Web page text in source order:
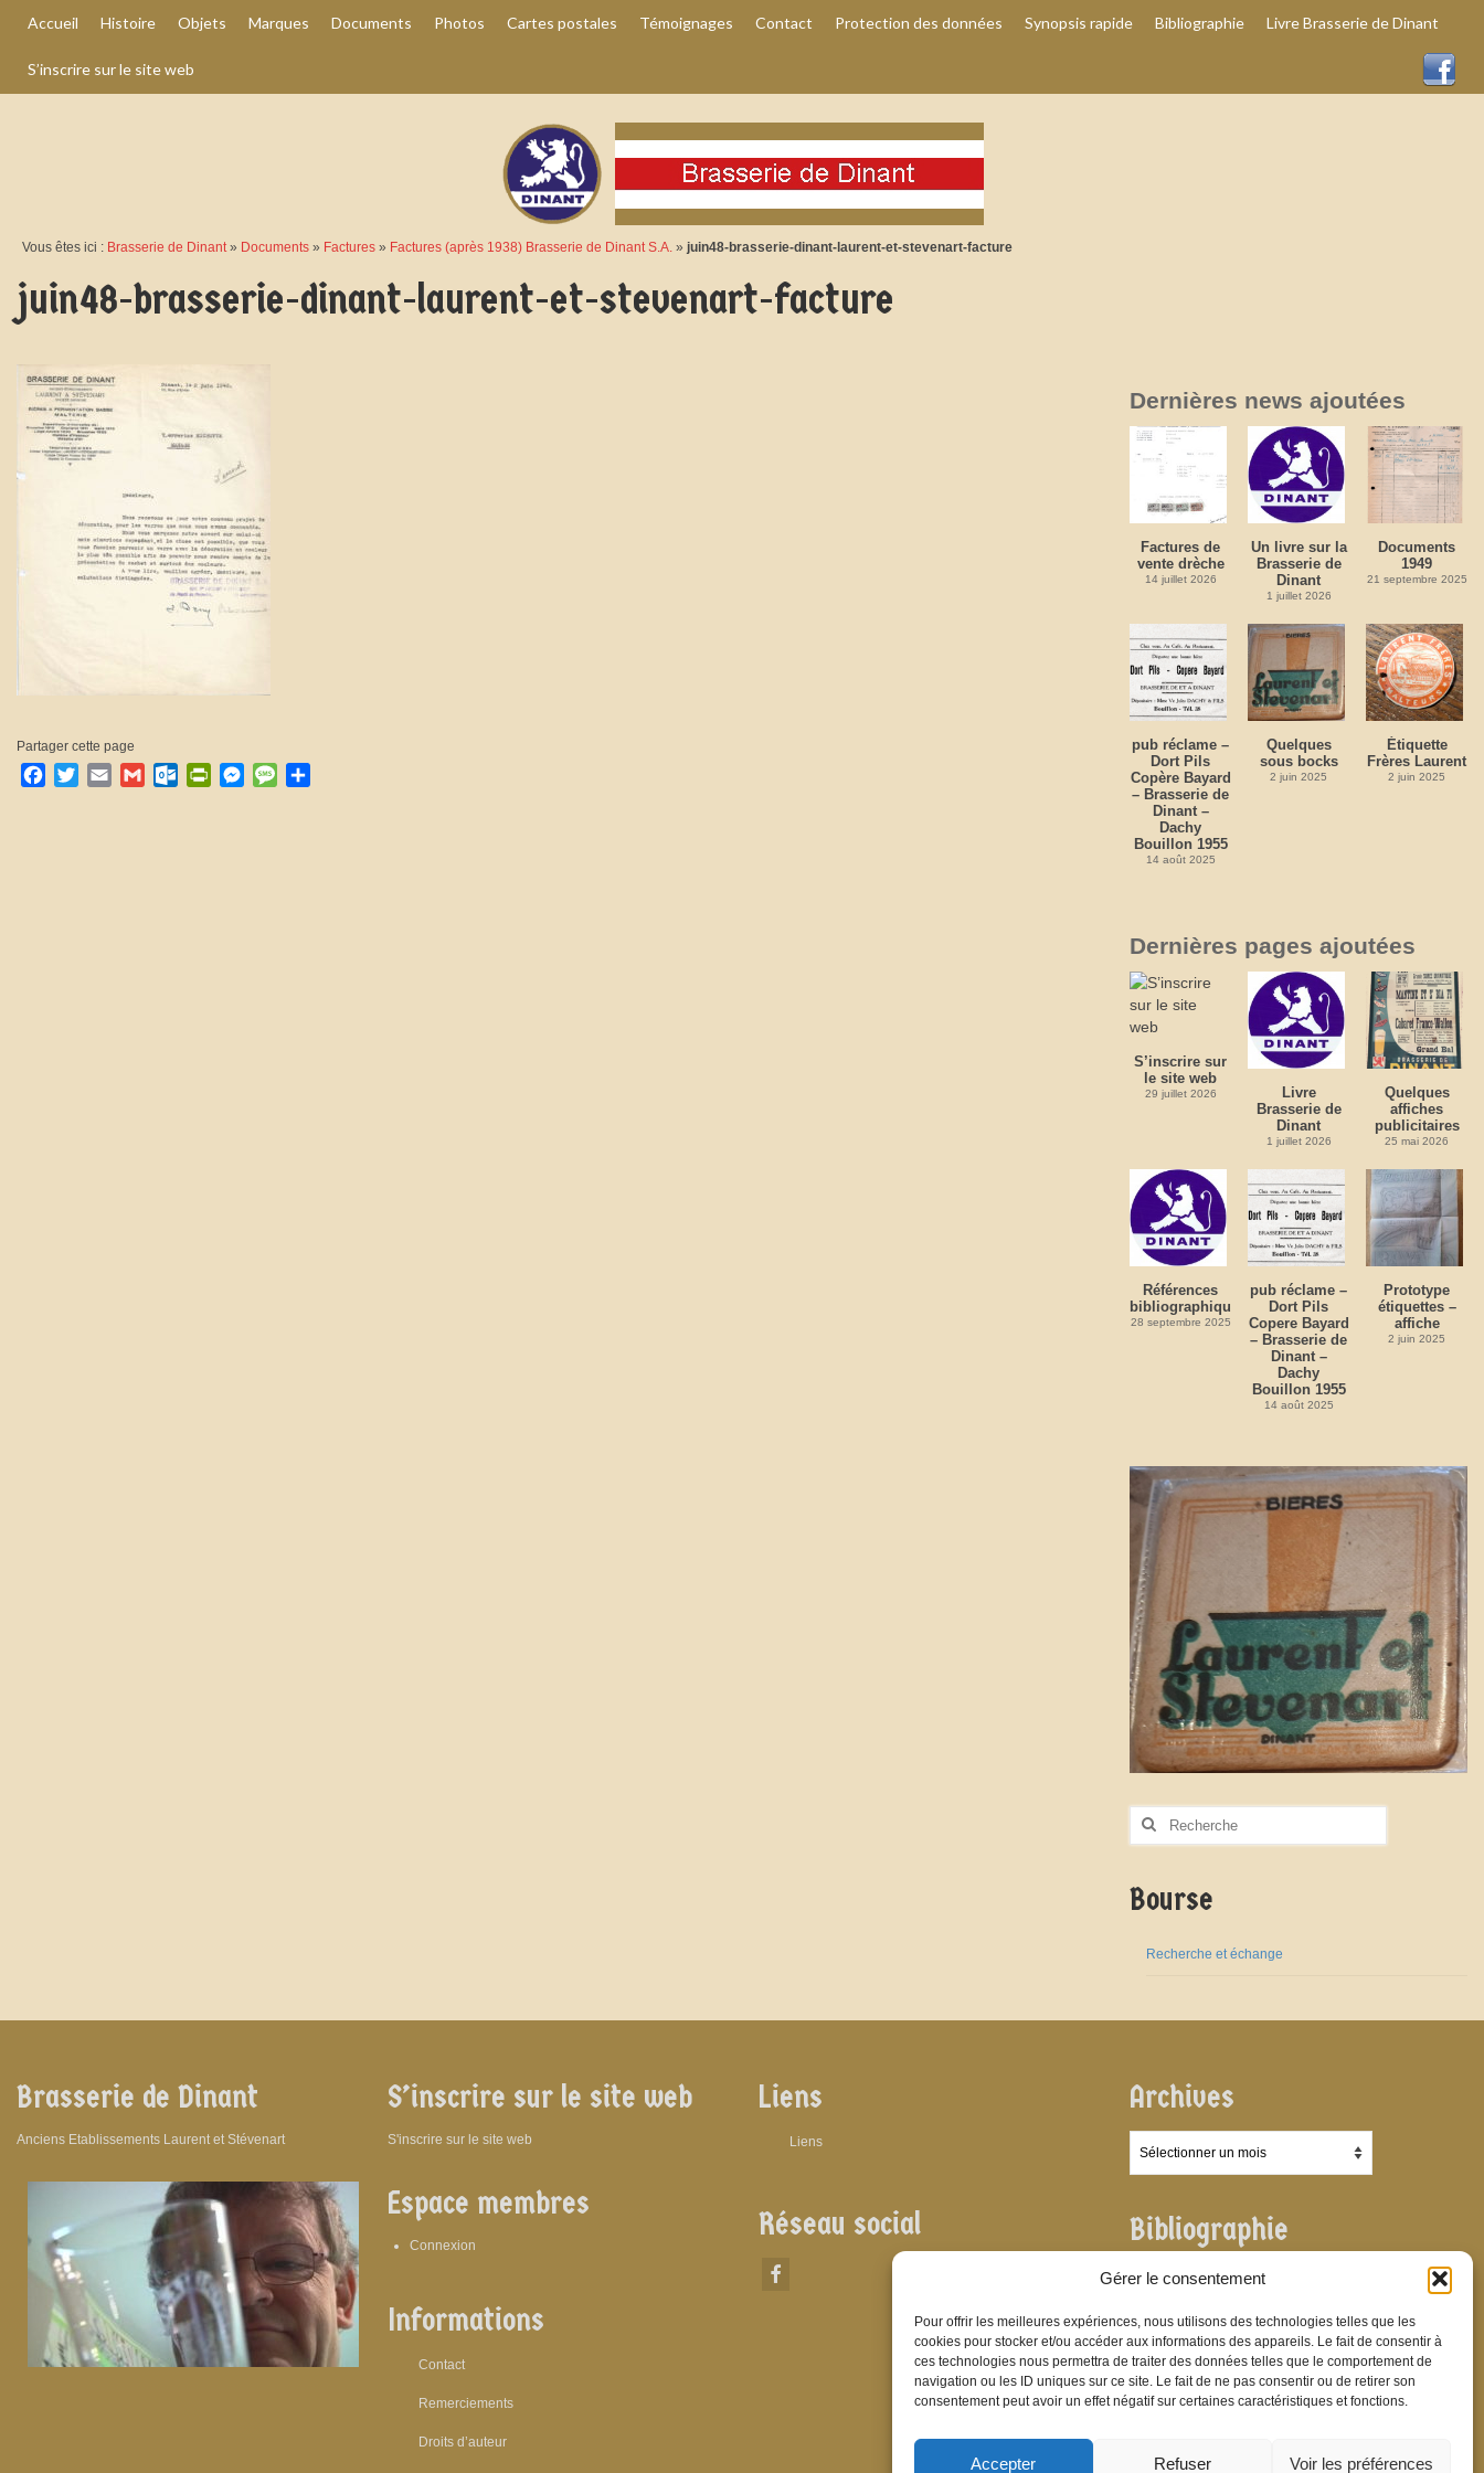
Gérer le consentement
Pour offrir les meilleures expériences, nous utilisons des technologies telles que les
cookies pour stocker et/ou accéder aux informations des appareils. Le fait de consentir à
ces technologies nous permettra de traiter des données telles que le comportement de
navigation ou les ID uniques sur ce site. Le fait de ne pas consentir ou de retirer son
consentement peut avoir un effet négatif sur certaines caractéristiques et fonctions.
Accepter Refuser Voir les préférences
Accueil Histoire Objets Marques Documents Photos Cartes postales Témoignages Contact Protection des données Synopsis rapide Bibliographie Livre Brasserie de Dinant
S’inscrire sur le site web
Vous êtes ici : Brasserie de Dinant» Documents » Factures » Factures (après 1938) Brasserie de Dinant S.A. » juin48-brasserie-dinant-laurent-et-stevenart-facture
juin48-brasserie-dinant-laurent-et-stevenart-facture
Partager cette page
Facebook
TwitterEmail GmailOutlook.com
PrintFriendly
Messenger
Message
Dernières news ajoutées
Factures de
vente drèche
14 juillet 2026
Un livre sur la
Brasserie de
Dinant
1 juillet 2026
Documents
1949
21 septembre 2025
pub réclame –
Dort Pils
Copère Bayard
– Brasserie de
Dinant –
Dachy
Bouillon 1955
14 août 2025
Quelques
sous bocks
2 juin 2025
Étiquette
Frères Laurent
2 juin 2025
Dernières pages ajoutées
S’inscrire sur
le site web
29 juillet 2026
Livre
Brasserie de
Dinant
1 juillet 2026
Quelques
affiches
publicitaires
25 mai 2026
Références
bibliographiques
28 septembre 2025
pub réclame –
Dort Pils
Copere Bayard
– Brasserie de
Dinant –
Dachy
Bouillon 1955
14 août 2025
Prototype
étiquettes –
affiche
2 juin 2025
Rechercher
Bourse
Recherche et échange
Brasserie de Dinant
Anciens Etablissements Laurent et Stévenart
S’inscrire sur le site web
S'inscrire sur le site web
Espace membres
Connexion
Informations
Contact
Remerciements
Droits d’auteur
Liens
Liens
Réseau social
Archives
Bibliographie
Bibliographie